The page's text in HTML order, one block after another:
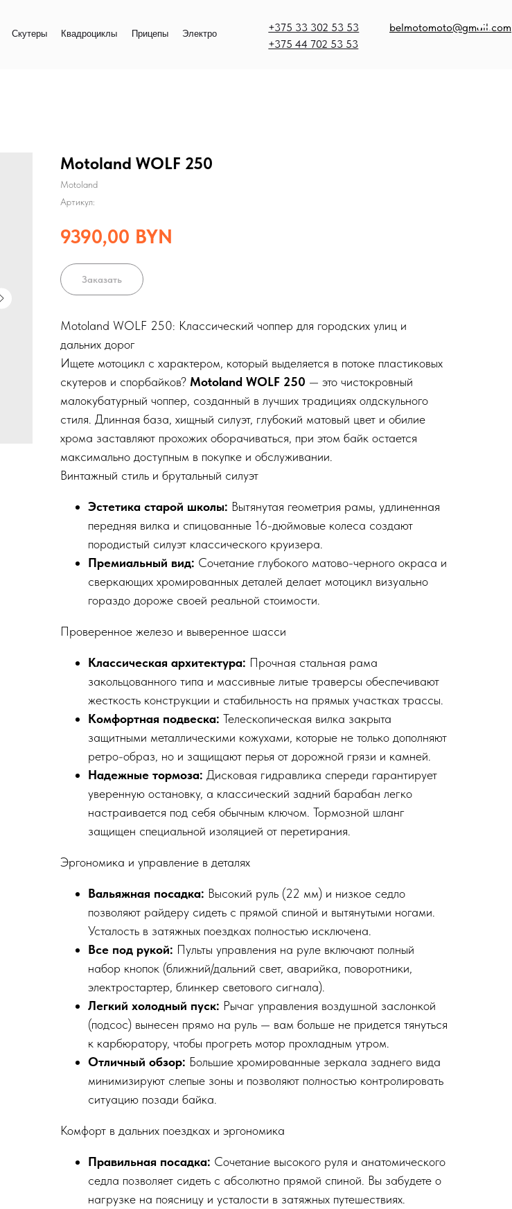
belmotomoto@gmail.com
+375 33 302 53 53
+375 44 702 53 53
Электро
Прицепы
Квадроциклы
Motoland WOLF 250
Motoland
Артикул:
9390,00 BYN
Заказать
Motoland WOLF 250: Классический чоппер для городских улиц и
дальних дорог
Ищете мотоцикл с характером, который выделяется в потоке пластиковых
скутеров и спорбайков? Motoland WOLF 250 — это чистокровный
малокубатурный чоппер, созданный в лучших традициях олдскульного
стиля. Длинная база, хищный силуэт, глубокий матовый цвет и обилие
хрома заставляют прохожих оборачиваться, при этом байк остается
максимально доступным в покупке и обслуживании.
Винтажный стиль и брутальный силуэт
Эстетика старой школы: Вытянутая геометрия рамы, удлиненная
передняя вилка и спицованные 16-дюймовые колеса создают
породистый силуэт классического круизера.
Премиальный вид: Сочетание глубокого матово-черного окраса и
сверкающих хромированных деталей делает мотоцикл визуально
гораздо дороже своей реальной стоимости.
Проверенное железо и выверенное шасси
Классическая архитектура: Прочная стальная рама
закольцованного типа и массивные литые траверсы обеспечивают
жесткость конструкции и стабильность на прямых участках трассы.
Комфортная подвеска: Телескопическая вилка закрыта
защитными металлическими кожухами, которые не только дополняют
ретро-образ, но и защищают перья от дорожной грязи и камней.
Надежные тормоза: Дисковая гидравлика спереди гарантирует
уверенную остановку, а классический задний барабан легко
настраивается под себя обычным ключом. Тормозной шланг
защищен специальной изоляцией от перетирания.
Эргономика и управление в деталях
Вальяжная посадка: Высокий руль (22 мм) и низкое седло
позволяют райдеру сидеть с прямой спиной и вытянутыми ногами.
Усталость в затяжных поездках полностью исключена.
Все под рукой: Пульты управления на руле включают полный
набор кнопок (ближний/дальний свет, аварийка, поворотники,
электростартер, блинкер светового сигнала).
Легкий холодный пуск: Рычаг управления воздушной заслонкой
(подсос) вынесен прямо на руль — вам больше не придется тянуться
к карбюратору, чтобы прогреть мотор прохладным утром.
Отличный обзор: Большие хромированные зеркала заднего вида
минимизируют слепые зоны и позволяют полностью контролировать
ситуацию позади байка.
Комфорт в дальних поездках и эргономика
Правильная посадка: Сочетание высокого руля и анатомического
седла позволяет сидеть с абсолютно прямой спиной. Вы забудете о
нагрузке на поясницу и усталости в затяжных путешествиях.